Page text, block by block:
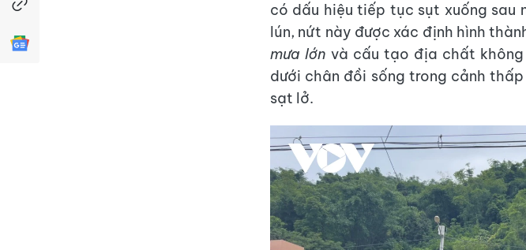
có dấu hiệu tiếp tục sụt xuống
lún, nứt này được xác định hình
mưa lớn và cấu tạo địa chất
dưới chân đồi sống trong cảnh
sạt lở.